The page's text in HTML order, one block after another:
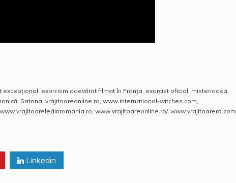
excepţional, exorcism adevărat filmat în Franţa, exorcist oficial, misterioasa,
, Satana, vrajitoareonline.ro, www.international-witches.com,
www.vrajitoareledinromania.ro, www.vrajitoareonline.ro/, www.vrajitoarero.com
Linkedin